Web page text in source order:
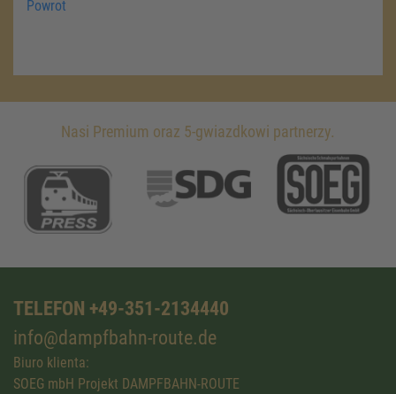
Powrot
Nasi Premium oraz 5-gwiazdkowi partnerzy.
TELEFON +49-351-2134440
info@dampfbahn-route.de
Biuro klienta:
SOEG mbH Projekt DAMPFBAHN-ROUTE